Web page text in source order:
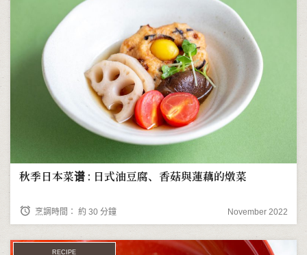
秋季日本菜谱 : 日式油豆腐、香菇與蓮藕的燉菜
alarm 烹調時間： 約 30 分鐘 November 2022
RECIPE